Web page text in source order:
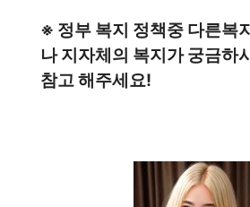
※ 정부 복지 정책중 다른복
나 지자체의 복지가 궁금하
참고 해주세요!